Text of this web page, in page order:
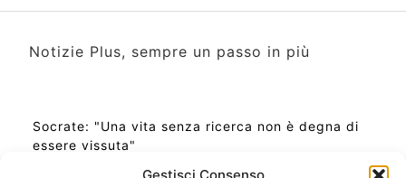
Notizie Plus, sempre un passo in più
Socrate: "Una vita senza ricerca non è degna di
essere vissuta"